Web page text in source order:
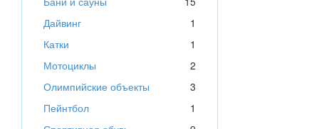
Дайвинг
1
Катки
1
Мотоциклы
2
Олимпийские объекты
3
Пейнтбол
1